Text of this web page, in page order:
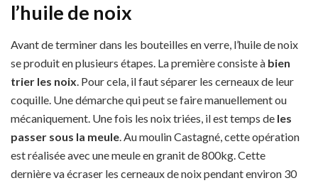
l’huile de noix
Avant de terminer dans les bouteilles en verre, l’huile de noix
se produit en plusieurs étapes. La première consiste à bien
trier les noix . Pour cela, il faut séparer les cerneaux de leur
coquille. Une démarche qui peut se faire manuellement ou
mécaniquement. Une fois les noix triées, il est temps de les
passer sous la meule . Au moulin Castagné, cette opération
est réalisée avec une meule en granit de 800kg. Cette
dernière va écraser les cerneaux de noix pendant environ 30